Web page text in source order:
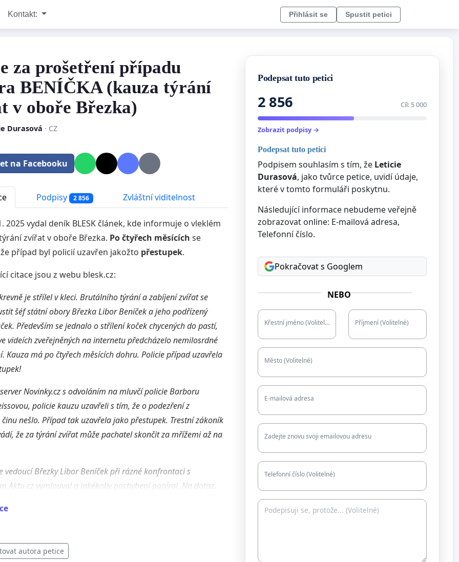
Kontakt: Přihlásit se Spustit petici
za prošetření případu
BENÍČKA (kauza týrání
v oboře Březka)
Durasová · CZ
na Facebooku
Podpisy 2 856 Zvláštní viditelnost
2025 vydal deník BLESK článek, kde informuje o vleklém
zvířat v oboře Březka. Po čtyřech měsících se
případ byl policií uzavřen jakožto přestupek.
citace jsou z webu blesk.cz:
je střílel v kleci. Brutálního týrání a zabíjení zvířat se
šéf státní obory Březka Libor Beníček a jeho podřízený
Především se jednalo o střílení koček chycených do pastí,
videích zveřejněných na internetu předcházelo nemilosrdné
Kauza má po čtyřech měsících dohru. Policie případ uzavřela
Novinky.cz s odvoláním na mluvčí policie Barboru
policie kauzu uzavřeli s tím, že o podezření z
nešlo. Případ tak uzavřela jako přestupek. Trestní zákoník
že za týrání zvířat může pachatel skončit za mřížemi až na
vedoucí Březky Libor Beníček při rázné konfrontaci s
Aktu.cz vymlouval a jakékoliv pochybení popíral. Na dotaz,
vzdělání a znalosti a letité zkušenosti lesníka. To mu však
autora petice
Podepsat tuto petici
2 856 Cíl: 5 000
Zobrazit podpisy →
Podepsat tuto petici
Podpisem souhlasím s tím, že Leticie
Durasová, jako tvůrce petice, uvidí údaje,
které v tomto formuláři poskytnu.
Následující informace nebudeme veřejně
zobrazovat online: E-mailová adresa,
Telefonní číslo.
Pokračovat s Googlem
NEBO
Křestní jméno (Volitelné) Příjmení (Volitelné)
Město (Volitelné)
E-mailová adresa
Zadejte znovu svoji emailovou adresu
Telefonní číslo (Volitelné)